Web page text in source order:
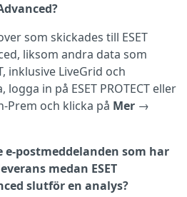
som skickades till ESET
liksom andra data som
inklusive LiveGrid och
in på ESET PROTECT eller
Prem och klicka på Mer →
e-postmeddelanden som har
medan ESET
slutför en analys?